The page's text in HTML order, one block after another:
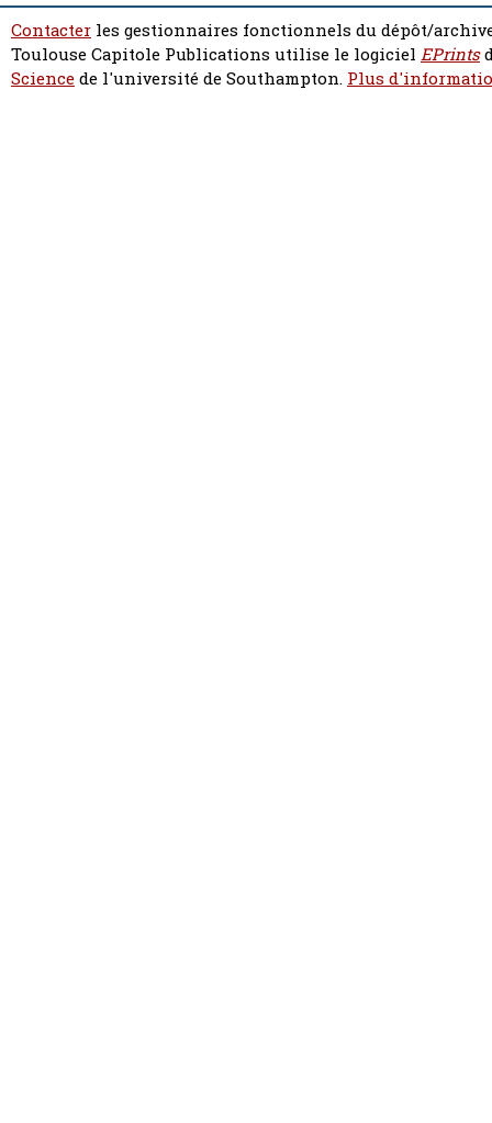
Contacter les gestionnaires fonctionnels du dépôt/
Toulouse Capitole Publications utilise le logiciel EPrints
Sciencede l'université de Southampton. Plus